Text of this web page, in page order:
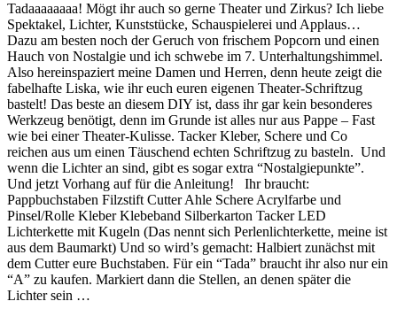
Tadaaaaaaaa! Mögt ihr auch so gerne Theater und Zirkus? Ich liebe
Spektakel, Lichter, Kunststücke, Schauspielerei und Applaus…
Dazu am besten noch der Geruch von frischem Popcorn und einen
Hauch von Nostalgie und ich schwebe im 7. Unterhaltungshimmel.
Also hereinspaziert meine Damen und Herren, denn heute zeigt die
fabelhafte Liska, wie ihr euch euren eigenen Theater-Schriftzug
bastelt! Das beste an diesem DIY ist, dass ihr gar kein besonderes
Werkzeug benötigt, denn im Grunde ist alles nur aus Pappe – Fast
wie bei einer Theater-Kulisse. Tacker Kleber, Schere und Co
reichen aus um einen Täuschend echten Schriftzug zu basteln. Und
wenn die Lichter an sind, gibt es sogar extra “Nostalgiepunkte”.
Und jetzt Vorhang auf für die Anleitung! Ihr braucht:
Pappbuchstaben Filzstift Cutter Ahle Schere Acrylfarbe und
Pinsel/Rolle Kleber Klebeband Silberkarton Tacker LED
Lichterkette mit Kugeln (Das nennt sich Perlenlichterkette, meine ist
aus dem Baumarkt) Und so wird’s gemacht: Halbiert zunächst mit
dem Cutter eure Buchstaben. Für ein “Tada” braucht ihr also nur ein
“A” zu kaufen. Markiert dann die Stellen, an denen später die
Lichter sein …